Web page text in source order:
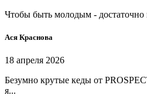
Чтобы быть молодым - достаточно
Ася Краснова
18 апреля 2026
Безумно крутые кеды от
я...